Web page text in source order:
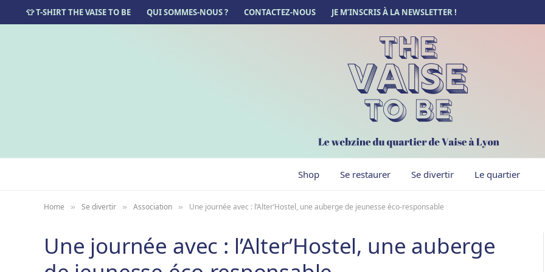
👕 T-SHIRT THE VAISE TO BE QUI SOMMES-NOUS ? CONTACTEZ-NOUS JE M’INSCRIS À LA NEWSLETTER !
Shop Se restaurer Se divertir Le quartier
Home » Se divertir » Association » Une journée avec : l’Alter’Hostel, une auberge de jeunesse éco-responsable
Une journée avec : l’Alter’Hostel, une auberge